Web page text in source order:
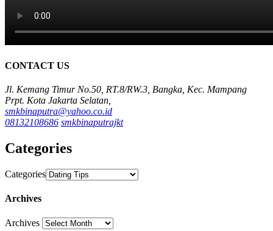
CONTACT US
Jl. Kemang Timur No.50, RT.8/RW.3, Bangka, Kec. Mampang
Prpt. Kota Jakarta Selatan,
smkbinaputra@yahoo.co.id
08132108686 smkbinaputrajkt
Categories
Categories
Archives
Archives